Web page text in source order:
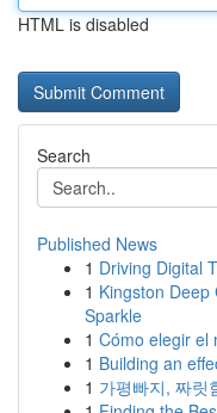
HTML is disabled
Search
Published News
1 Driving Digital
1 Kingston Deep
Sparkle
1 Cómo elegir el
1 Building an
1 가평빠지, 짜릿